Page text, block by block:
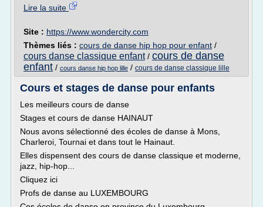
Lire la suite
Site : https://www.wondercity.com
Thèmes liés : cours de danse hip hop pour enfant /
cours danse classique enfant/ cours de danse
enfant / cours danse hip hop lille / cours de danse classique lille
Cours et stages de danse pour enfants
Les meilleurs cours de danse
Stages et cours de danse HAINAUT
Nous avons sélectionné des écoles de danse à Mons,
Charleroi, Tournai et dans tout le Hainaut.
Elles dispensent des cours de danse classique et moderne,
jazz, hip-hop...
Cliquez ici
Profs de danse au LUXEMBOURG